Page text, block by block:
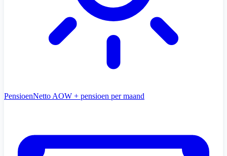
PensioenNetto AOW + pensioen per maand